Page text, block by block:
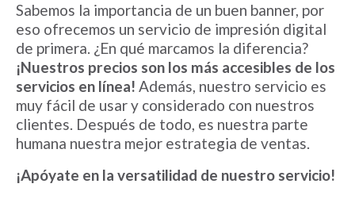
Sabemos la importancia de un buen banner, por
eso ofrecemos un servicio de impresión digital
de primera. ¿En qué marcamos la diferencia?
¡Nuestros precios son los más accesibles de los
servicios en línea! Además, nuestro servicio es
muy fácil de usar y considerado con nuestros
clientes. Después de todo, es nuestra parte
humana nuestra mejor estrategia de ventas.
¡Apóyate en la versatilidad de nuestro servicio!